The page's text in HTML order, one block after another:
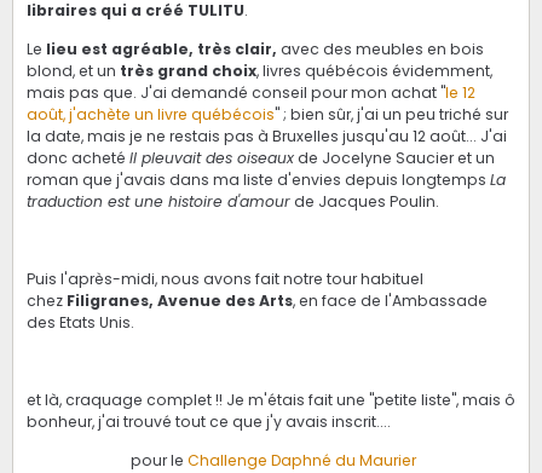
libraires qui a créé TULITU.
Le lieu est agréable, très clair, avec des meubles en bois
blond, et un très grand choix, livres québécois évidemment,
mais pas que. J'ai demandé conseil pour mon achat "le 12
août, j'achète un livre québécois" ; bien sûr, j'ai un peu triché sur
la date, mais je ne restais pas à Bruxelles jusqu'au 12 août... J'ai
donc acheté Il pleuvait des oiseauxde Jocelyne Saucier et un
roman que j'avais dans ma liste d'envies depuis longtemps La
traduction est une histoire d'amourde Jacques Poulin.
Puis l'après-midi, nous avons fait notre tour habituel
chez Filigranes, Avenue des Arts, en face de l'Ambassade
des Etats Unis.
et là, craquage complet !! Je m'étais fait une "petite liste", mais ô
bonheur, j'ai trouvé tout ce que j'y avais inscrit....
pour le Challenge Daphné du Maurier